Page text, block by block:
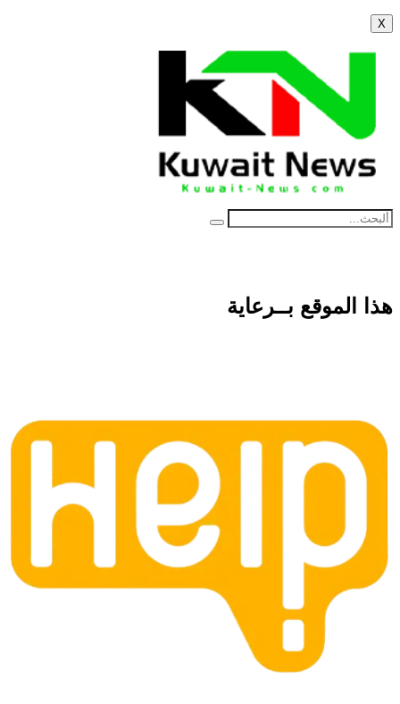
X
NE
News Elementor
هذا الموقع بــرعاية